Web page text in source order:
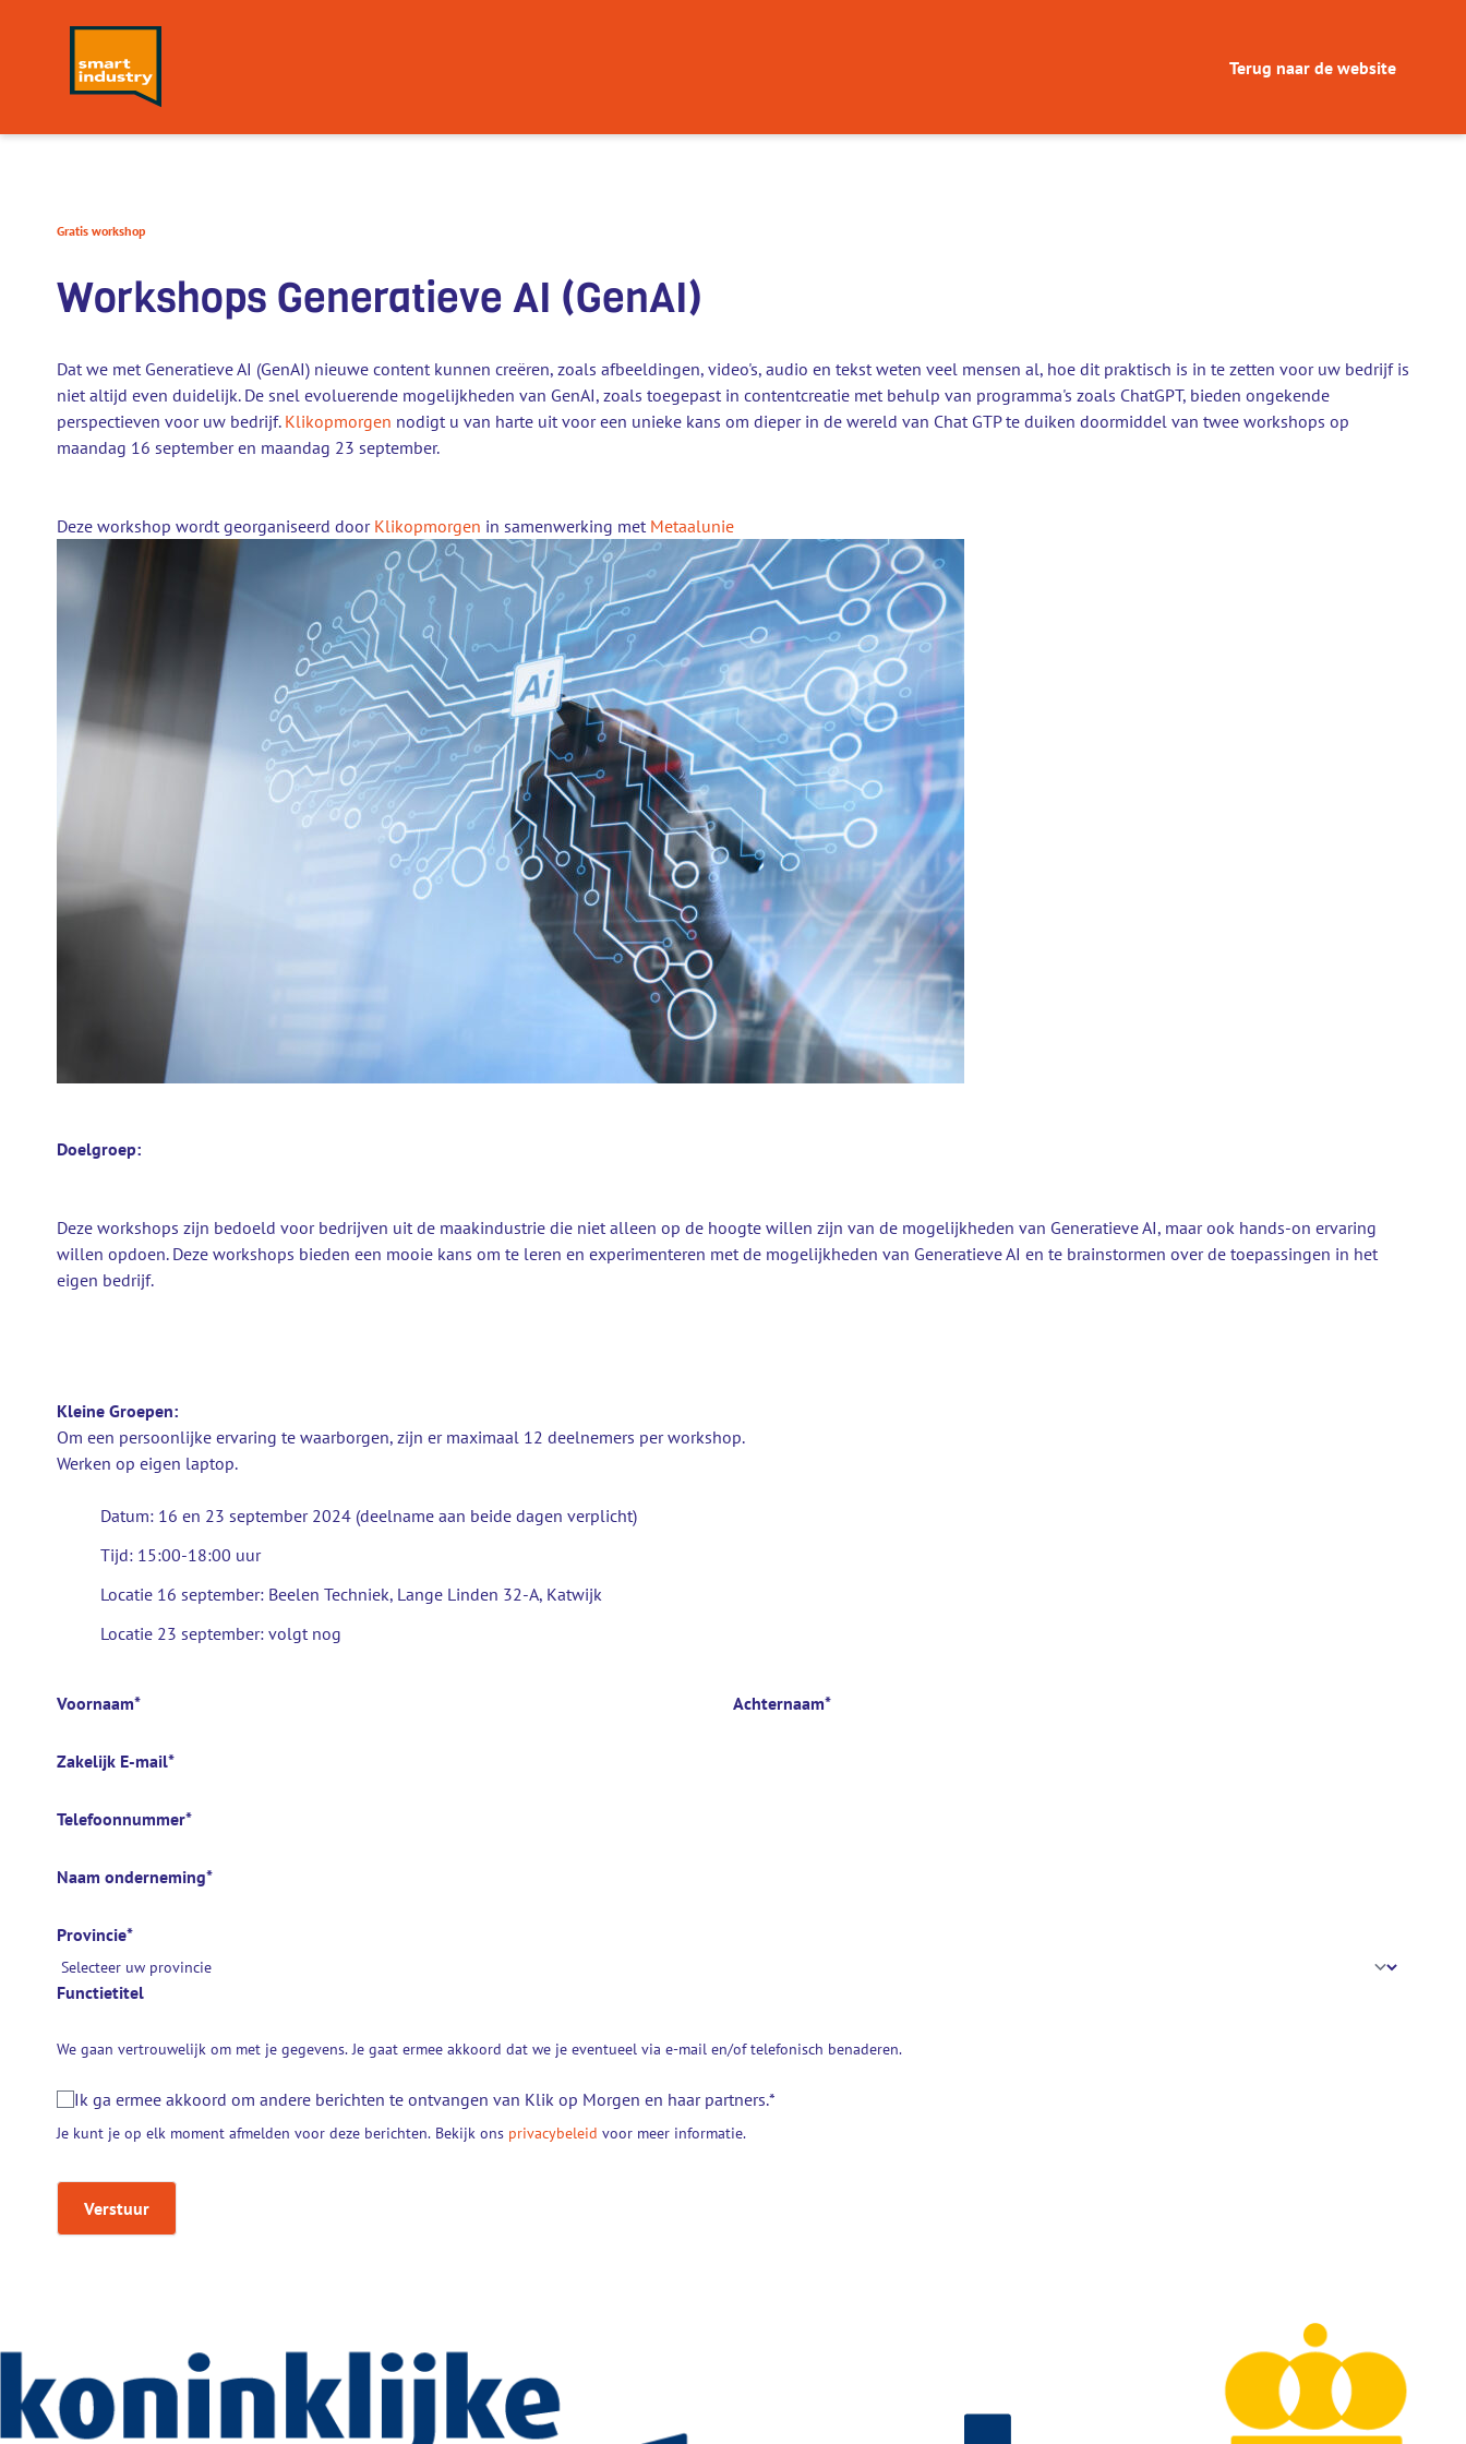
Terug naar de website
Gratis workshop
Workshops Generatieve AI (GenAI)
Dat we met Generatieve AI (GenAI) nieuwe content kunnen creëren, zoals afbeeldingen, video's, audio en tekst weten veel mensen al, hoe dit praktisch is in te zetten voor uw bedrijf is
niet altijd even duidelijk. De snel evoluerende mogelijkheden van GenAI, zoals toegepast in contentcreatie met behulp van programma's zoals ChatGPT, bieden ongekende
perspectieven voor uw bedrijf. Klikopmorgen nodigt u van harte uit voor een unieke kans om dieper in de wereld van Chat GTP te duiken doormiddel van twee workshops op
maandag 16 september en maandag 23 september.
Deze workshop wordt georganiseerd door Klikopmorgen in samenwerking met Metaalunie
Doelgroep:
Deze workshops zijn bedoeld voor bedrijven uit de maakindustrie die niet alleen op de hoogte willen zijn van de mogelijkheden van Generatieve AI, maar ook hands-on ervaring
willen opdoen. Deze workshops bieden een mooie kans om te leren en experimenteren met de mogelijkheden van Generatieve AI en te brainstormen over de toepassingen in het
eigen bedrijf.
Kleine Groepen:
Om een persoonlijke ervaring te waarborgen, zijn er maximaal 12 deelnemers per workshop.
Werken op eigen laptop.
Datum: 16 en 23 september 2024 (deelname aan beide dagen verplicht)
Tijd: 15:00-18:00 uur
Locatie 16 september: Beelen Techniek, Lange Linden 32-A, Katwijk
Locatie 23 september: volgt nog
Voornaam* Achternaam*
Zakelijk E-mail*
Telefoonnummer*
Naam onderneming*
Provincie*
Functietitel
We gaan vertrouwelijk om met je gegevens. Je gaat ermee akkoord dat we je eventueel via e-mail en/of telefonisch benaderen.
Ik ga ermee akkoord om andere berichten te ontvangen van Klik op Morgen en haar partners.*
Je kunt je op elk moment afmelden voor deze berichten. Bekijk ons privacybeleid voor meer informatie.